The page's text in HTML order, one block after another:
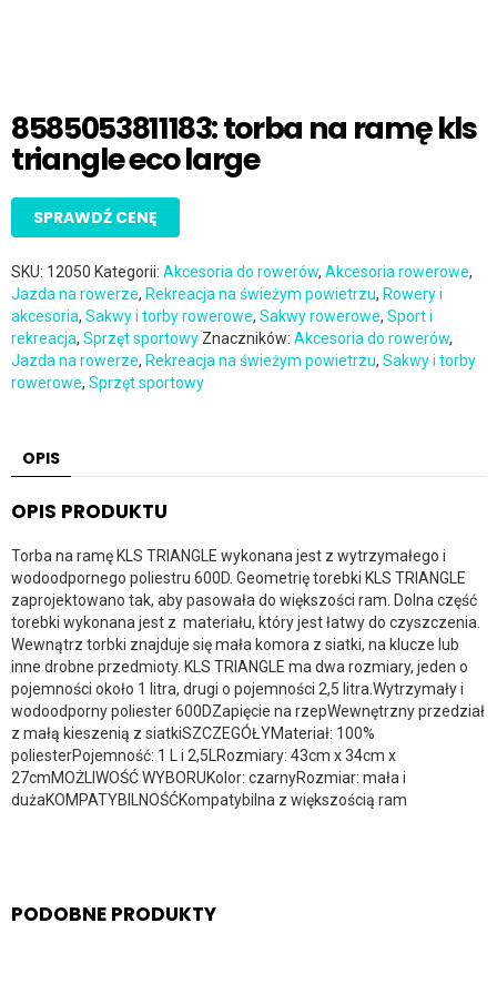
8585053811183: torba na ramę kls
triangle eco large
SPRAWDŹ CENĘ
SKU: 12050 Kategorii: Akcesoria do rowerów, Akcesoria rowerowe,
Jazda na rowerze, Rekreacja na świeżym powietrzu, Rowery i
akcesoria, Sakwy i torby rowerowe, Sakwy rowerowe, Sport i
rekreacja, Sprzęt sportowy Znaczników: Akcesoria do rowerów,
Jazda na rowerze, Rekreacja na świeżym powietrzu, Sakwy i torby
rowerowe, Sprzęt sportowy
OPIS
OPIS PRODUKTU
Torba na ramę KLS TRIANGLE wykonana jest z wytrzymałego i
wodoodpornego poliestru 600D. Geometrię torebki KLS TRIANGLE
zaprojektowano tak, aby pasowała do większości ram. Dolna część
torebki wykonana jest z materiału, który jest łatwy do czyszczenia.
Wewnątrz torbki znajduje się mała komora z siatki, na klucze lub
inne drobne przedmioty. KLS TRIANGLE ma dwa rozmiary, jeden o
pojemności około 1 litra, drugi o pojemności 2,5 litra.Wytrzymały i
wodoodporny poliester 600DZapięcie na rzepWewnętrzny przedział
z małą kieszenią z siatkiSZCZEGÓŁYMateriał: 100%
poliesterPojemność: 1 L i 2,5LRozmiary: 43cm x 34cm x
27cmMOŻLIWOŚĆ WYBORUKolor: czarnyRozmiar: mała i
dużaKOMPATYBILNOŚĆKompatybilna z większością ram
PODOBNE PRODUKTY